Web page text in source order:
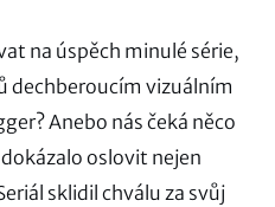
na úspěch minulé série,
dechberoucím vizuálním
Anebo nás čeká něco
dokázalo oslovit nejen
sklidil chválu za svůj